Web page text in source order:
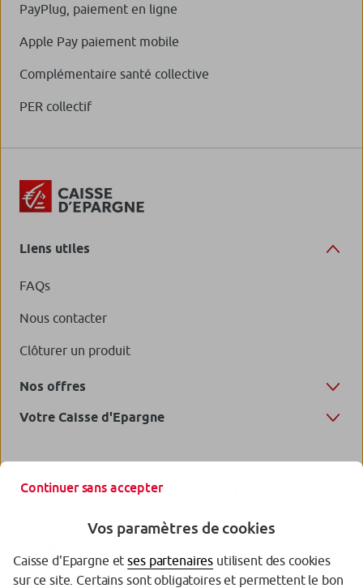
PayPlug, paiement en ligne
Apple Pay paiement mobile
Complémentaire santé collective
PER collectif
Liens utiles
FAQs
Nous contacter
Clôturer un produit
Nos offres
Votre Caisse d'Epargne
Continuer sans accepter
Vos paramètres de cookies
Caisse d'Epargne etses partenaires utilisent des cookies
sur ce site. Certains sont obligatoires et permettent le bon